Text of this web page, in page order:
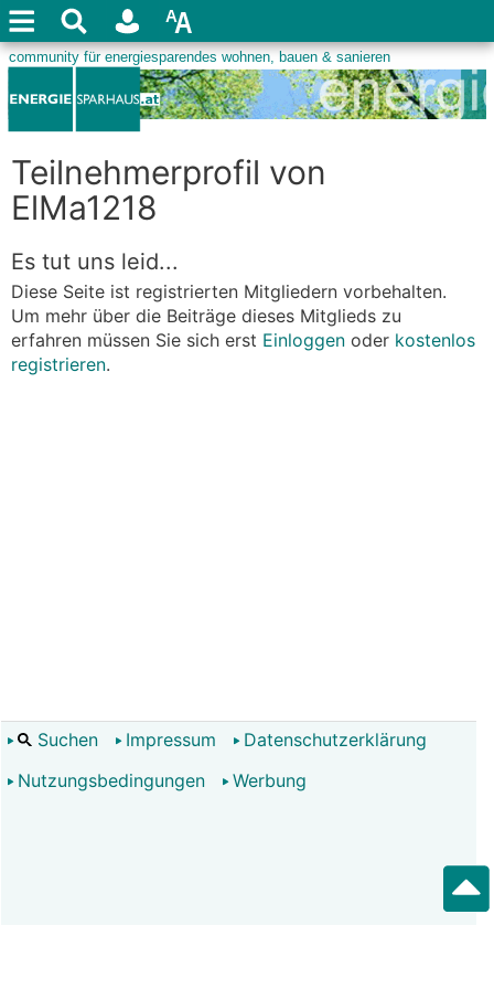
Teilnehmerprofil von
ElMa1218
Es tut uns leid...
Diese Seite ist registrierten Mitgliedern vorbehalten.
Um mehr über die Beiträge dieses Mitglieds zu
erfahren müssen Sie sich erst Einloggen oder kostenlos
registrieren.
Suchen Impressum
Datenschutzerklärung
Nutzungsbedingungen
Werbung